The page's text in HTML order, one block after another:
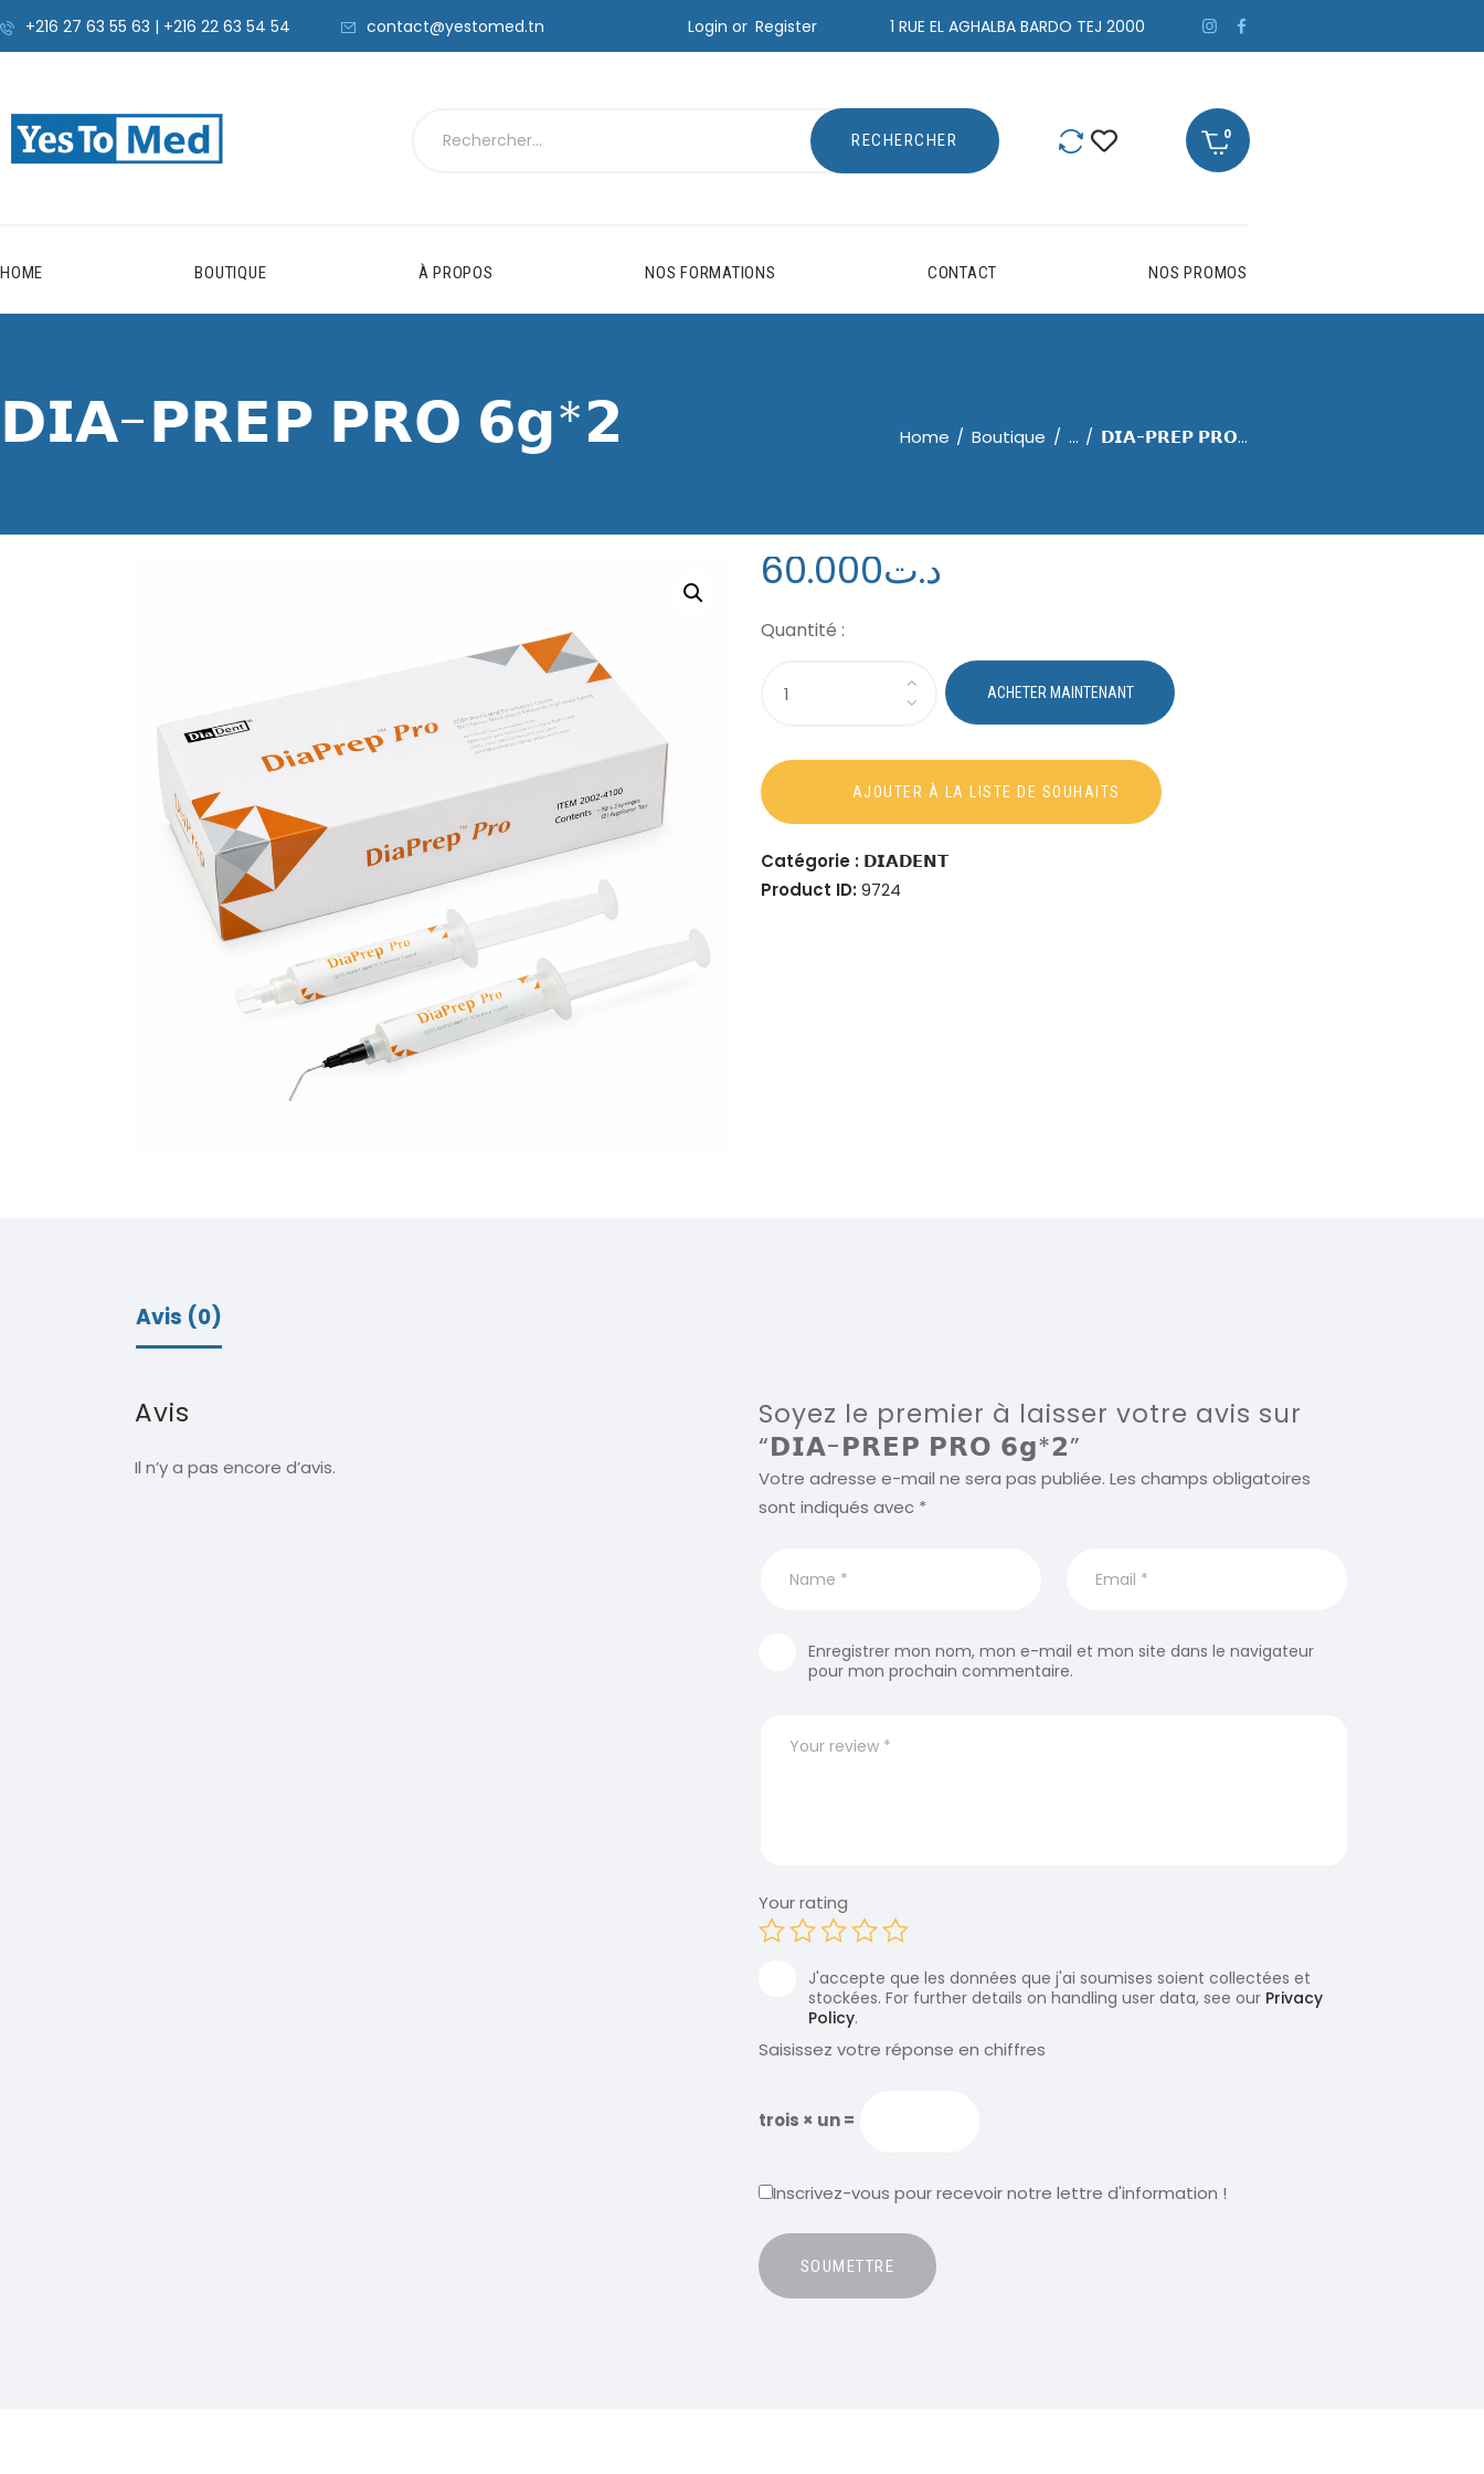
+216 27 63 55 63 | +216 22 63 54 54 contact@yestomed.tn Login or Register 1 RUE EL AGHALBA BARDO TEJ 2000
0
HOME BOUTIQUE À PROPOS NOS FORMATIONS CONTACT NOS PROMOS
𝗗𝗜𝗔-𝗣𝗥𝗘𝗣 𝗣𝗥𝗢 𝟲𝗴*𝟮 Home Boutique ... 𝗗𝗜𝗔-𝗣𝗥𝗘𝗣 𝗣𝗥𝗢...
د.ت 60.000
Catégorie : 𝗗𝗜𝗔𝗗𝗘𝗡𝗧
Product ID:9724
Avis (0)
Avis
Il n’y a pas encore d’avis.
Soyez le premier à laisser votre avis sur
“𝗗𝗜𝗔-𝗣𝗥𝗘𝗣 𝗣𝗥𝗢 𝟲𝗴*𝟮”
Votre adresse e-mail ne sera pas publiée. Les champs obligatoires
sont indiqués avec *
Enregistrer mon nom, mon e-mail et mon site dans le navigateur
pour mon prochain commentaire.
Your rating
J'accepte que les données que j'ai soumises soient collectées et
stockées. For further details on handling user data, see our Privacy
Policy.
Saisissez votre réponse en chiffres
trois × un =
Inscrivez-vous pour recevoir notre lettre d'information !